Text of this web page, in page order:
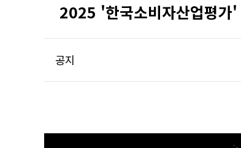
2025 '한국소비자산업평가'
공지